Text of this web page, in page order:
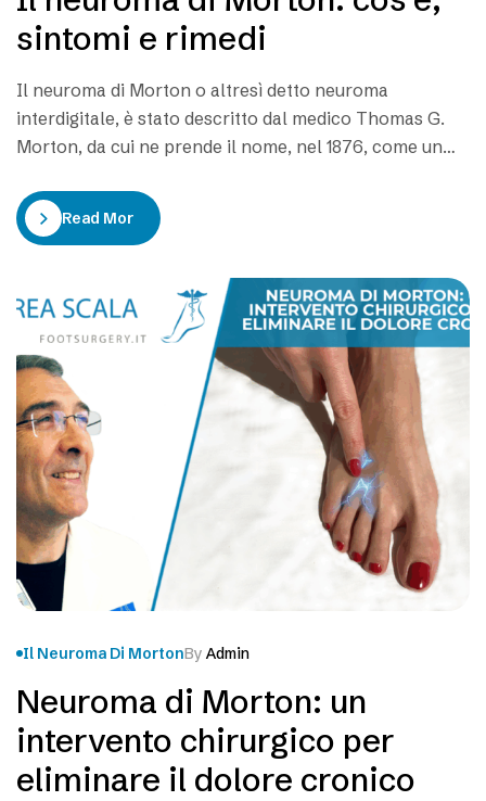
sintomi e rimedi
Il neuroma di Morton o altresì detto neuroma
interdigitale, è stato descritto dal medico Thomas G.
Morton, da cui ne prende il nome, nel 1876, come un
In realtà risulta dagli annali che il medico italiano
Civinini aveva già scoperto un ingrossamento del
Read More
Il Neuroma Di MortonBy Admin
Neuroma di Morton: un
intervento chirurgico per
eliminare il dolore cronico